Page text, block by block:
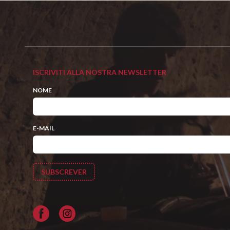
ISCRIVITI ALLA NOSTRA NEWSLETTER
NOME
E-MAIL
Facebook